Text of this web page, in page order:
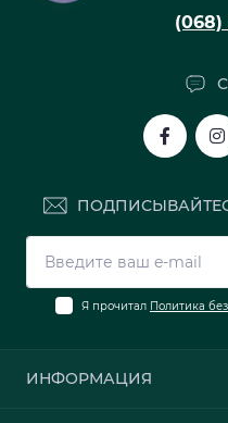
(068)
Я прочитал Политика
ИНФОРМАЦИЯ